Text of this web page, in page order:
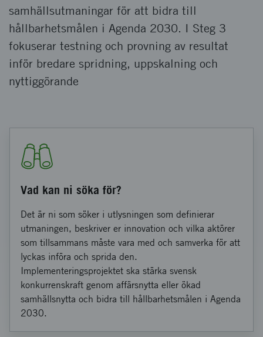
samhällsutmaningar för att bidra till
hållbarhetsmålen i Agenda 2030. I Steg 3
fokuserar testning och provning av resultat
inför bredare spridning, uppskalning och
nyttiggörande
Vad kan ni söka för?
Det är ni som söker i utlysningen som definierar
utmaningen, beskriver er innovation och vilka aktörer
som tillsammans måste vara med och samverka för att
lyckas införa och sprida den.
Implementeringsprojektet ska stärka svensk
konkurrenskraft genom affärsnytta eller ökad
samhällsnytta och bidra till hållbarhetsmålen i Agenda
2030.